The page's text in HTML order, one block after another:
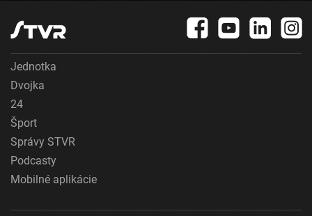
Jednotka
Dvojka
24
Šport
Správy STVR
Podcasty
Mobilné aplikácie